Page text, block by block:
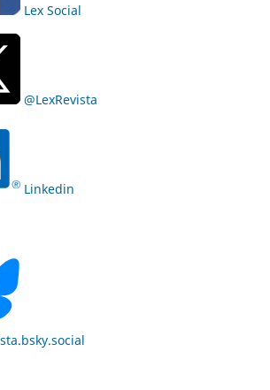
Lex Social
@LexRevista
Linkedin